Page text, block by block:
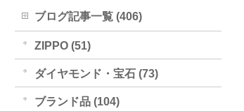
ブログ記事一覧 (406)
ZIPPO (51)
ダイヤモンド・宝石 (73)
ブランド品 (104)